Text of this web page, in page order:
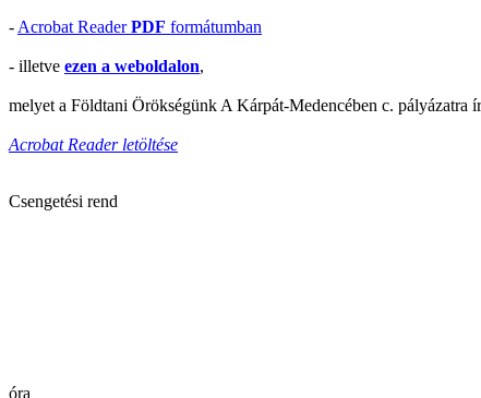
- Acrobat ReaderPDF formátumban
- illetve ezen a weboldalon,
melyet a Földtani Örökségünk A Kárpát-Medencében c. pályázatra
Acrobat Reader letöltése
Csengetési rend
óra